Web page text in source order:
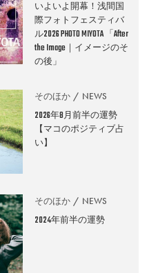
いよいよ開幕！浅間国
際フォトフェスティバ
ル2026 PHOTO MIYOTA 「After
the Image｜イメージのそ
の後」
そのほか NEWS
2026年8月前半の運勢
【マコのポジティブ占
い】
そのほか NEWS
2024年前半の運勢